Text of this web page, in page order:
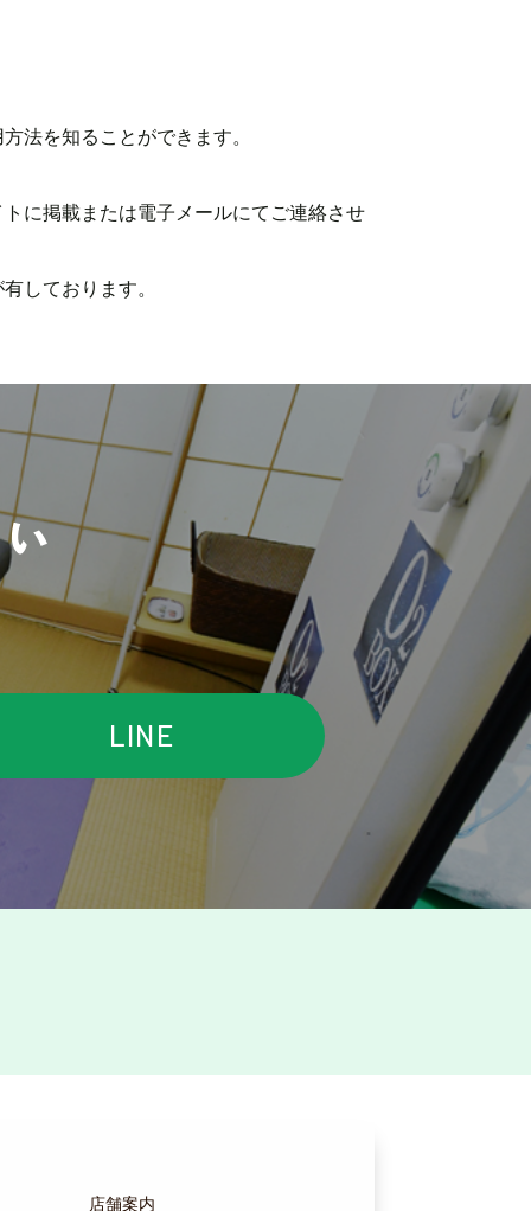
法を知ることができます。
に掲載または電子メールにてご連絡させ
しております。
LINE
店舗案内